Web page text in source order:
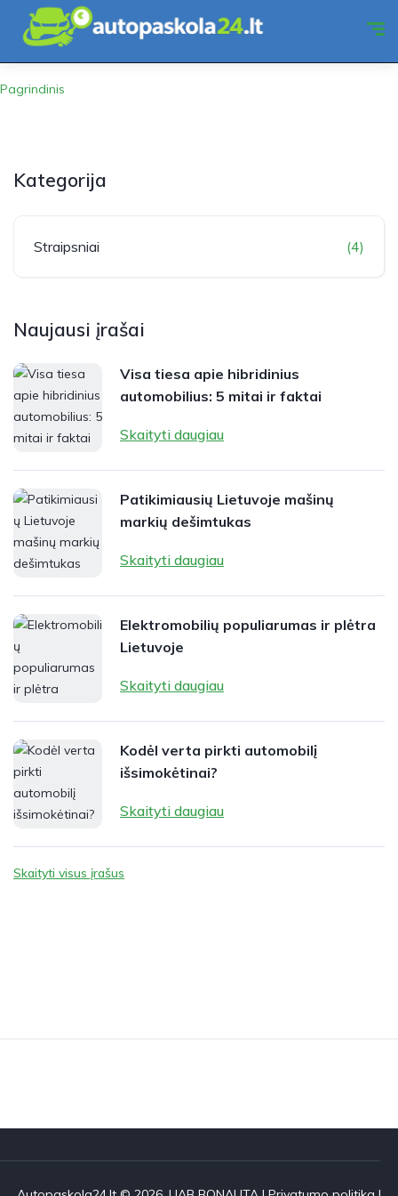
Pagrindinis
Kategorija
Straipsniai (4)
Naujausi įrašai
Visa tiesa apie hibridinius
automobilius: 5 mitai ir faktai
Skaityti daugiau
Patikimiausių Lietuvoje mašinų
markių dešimtukas
Skaityti daugiau
Elektromobilių populiarumas ir plėtra
Lietuvoje
Skaityti daugiau
Kodėl verta pirkti automobilį
išsimokėtinai?
Skaityti daugiau
Skaityti visus įrašus